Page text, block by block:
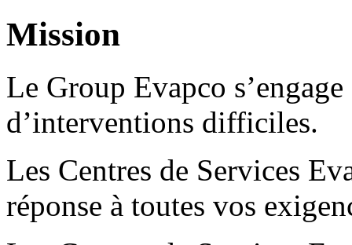
Mission
Le Group Evapco
d’interventions difficiles.
Les Centres de Services
réponse à toutes vos